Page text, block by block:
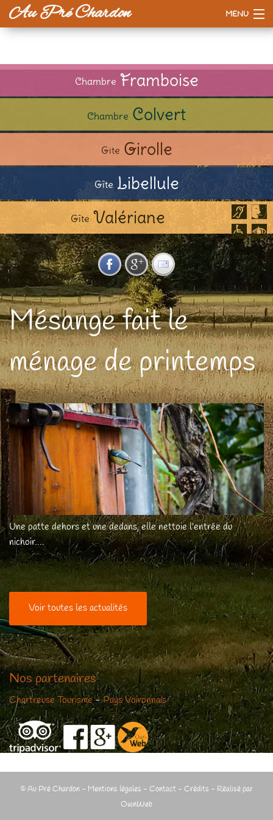
Au Pré Chardon MENU
Chambre Framboise
Chambre Colvert
Gite Girolle
Gîte Libellule
Gîte Valériane
Mésange fait le
ménage de printemps
Une patte dehors et une dedans, elle nettoie l'entrée du
nichoir....
Voir toutes les actualités
Nos partenaires
Chartreuse Tourisme-Pays Voironnais
© Au Pré Chardon - Mentions légales - Contact - Crédits - Réalisé par
OwnWeb